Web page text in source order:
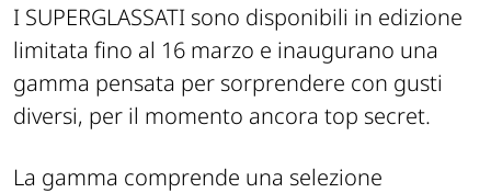
I SUPERGLASSATI sono disponibili in edizione
limitata fino al 16 marzo e inaugurano una
gamma pensata per sorprendere con gusti
diversi, per il momento ancora top secret.
La gamma comprende una selezione